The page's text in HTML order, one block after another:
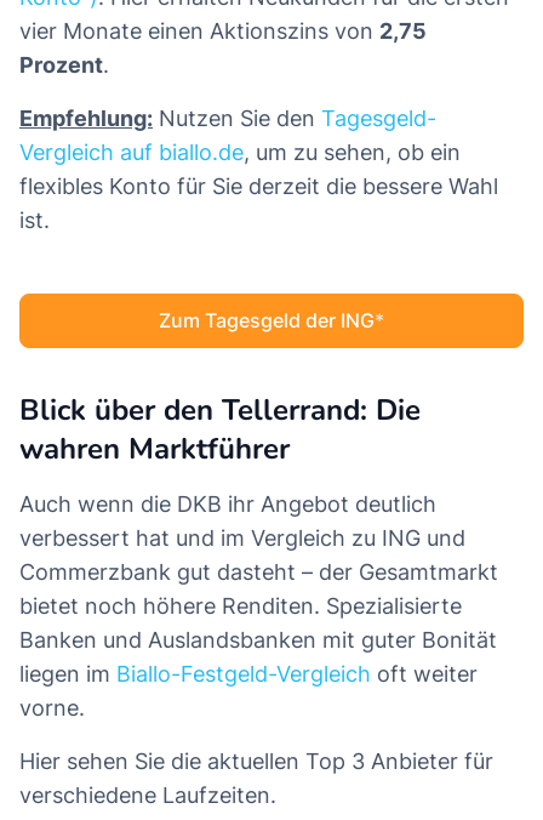
vier Monate einen Aktionszins von 2,75
Prozent.
Empfehlung: Nutzen Sie den Tagesgeld-
Vergleich auf biallo.de, um zu sehen, ob ein
flexibles Konto für Sie derzeit die bessere Wahl
ist.
Zum Tagesgeld der ING
Blick über den Tellerrand: Die
wahren Marktführer
Auch wenn die DKB ihr Angebot deutlich
verbessert hat und im Vergleich zu ING und
Commerzbank gut dasteht – der Gesamtmarkt
bietet noch höhere Renditen. Spezialisierte
Banken und Auslandsbanken mit guter Bonität
liegen im Biallo-Festgeld-Vergleich oft weiter
vorne.
Hier sehen Sie die aktuellen Top 3 Anbieter für
verschiedene Laufzeiten.